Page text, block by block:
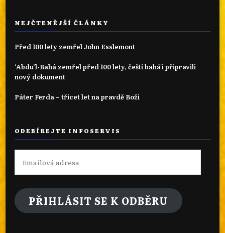
NEJČTENĚJŠÍ ČLÁNKY
Před 100 lety zemřel John Esslemont
‘Abdu’l-Bahá zemřel před 100 lety, čeští bahá'í připravili
nový dokument
Páter Ferda – třicet let na pravdě Boží
ODEBÍREJTE INFOSERVIS
adresa
PŘIHLÁSIT SE K ODBĚRU